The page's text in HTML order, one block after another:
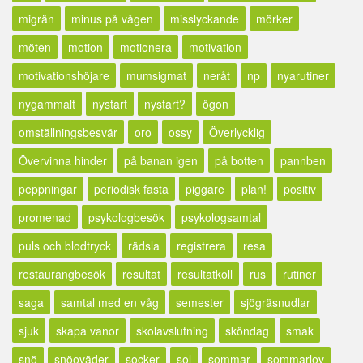
migrän
minus på vågen misslyckande
mörker
möten
motion motionera
motivation
motivationshöjare
mumsigmat neråt np
nyarutiner
nygammalt
nystart nystart?
ögon
omställningsbesvär
oro ossy
Överlycklig
Övervinna hinder
på banan igen på botten
pannben
peppningar
periodisk fasta piggare plan!
positiv
promenad
psykologbesök
psykologsamtal
puls och blodtryck
rädsla registrera
resa
restaurangbesök
resultat resultatkoll rus
rutiner
saga
samtal med en våg semester
sjögräsnudlar
sjuk
skapa vanor skolavslutning sköndag
smak
snö
snöoväder socker sol sommar
sommarlov